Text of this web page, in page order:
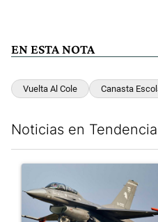
EN ESTA NOTA
Vuelta Al Cole Canasta
Noticias en Tendencia
Un artículo de tendencia